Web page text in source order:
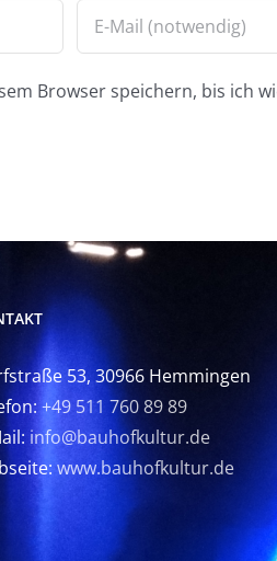
Browser speichern, bis ich
53, 30966 Hemmingen
+49 511 760 89 89
info@bauhofkultur.de
www.bauhofkultur.de